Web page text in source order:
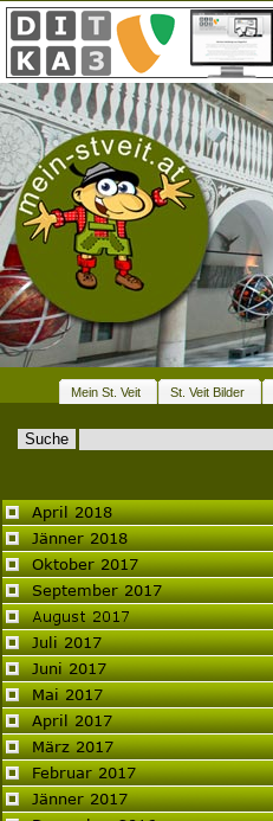
Mein St. Veit St. Veit Bilder